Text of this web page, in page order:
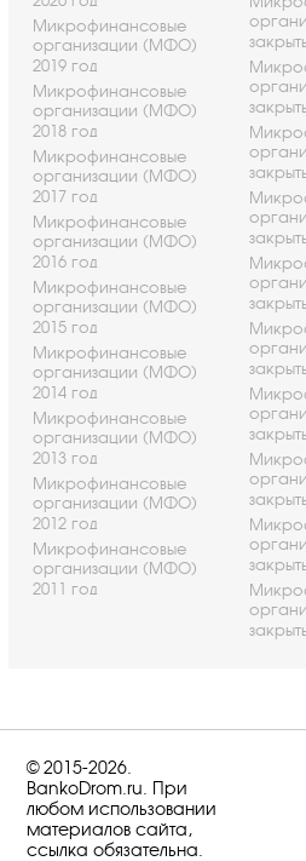
Микрофинансовые
организации (МФО)
2019 год
Микрофинансовые
организации (МФО)
2018 год
Микрофинансовые
организации (МФО)
2017 год
Микрофинансовые
организации (МФО)
2016 год
Микрофинансовые
организации (МФО)
2015 год
Микрофинансовые
организации (МФО)
2014 год
Микрофинансовые
организации (МФО)
2013 год
Микрофинансовые
организации (МФО)
2012 год
Микрофинансовые
организации (МФО)
2011 год
© 2015-2026.
BankoDrom.ru. При
любом использовании
материалов сайта,
ссылка обязательна.